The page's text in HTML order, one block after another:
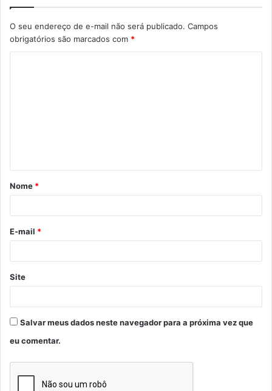
O seu endereço de e-mail não será publicado. Campos
obrigatórios são marcados com *
á
r
*
Nome *
E-mail *
Site
Salvar meus dados neste navegador para a próxima vez que
eu comentar.